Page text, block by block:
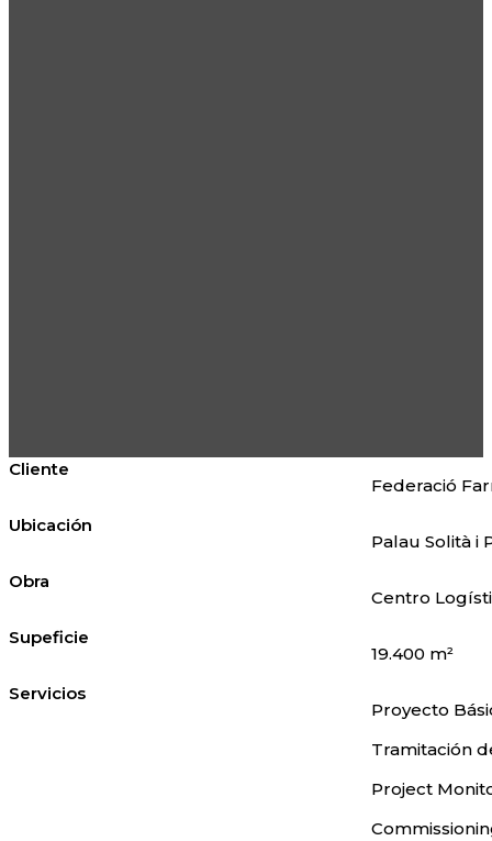
Cliente
Federació
Ubicación
Palau Solità i
Obra
Centro
Supeficie
19.400 m²
Servicios
Proyecto
Tramitación
Project